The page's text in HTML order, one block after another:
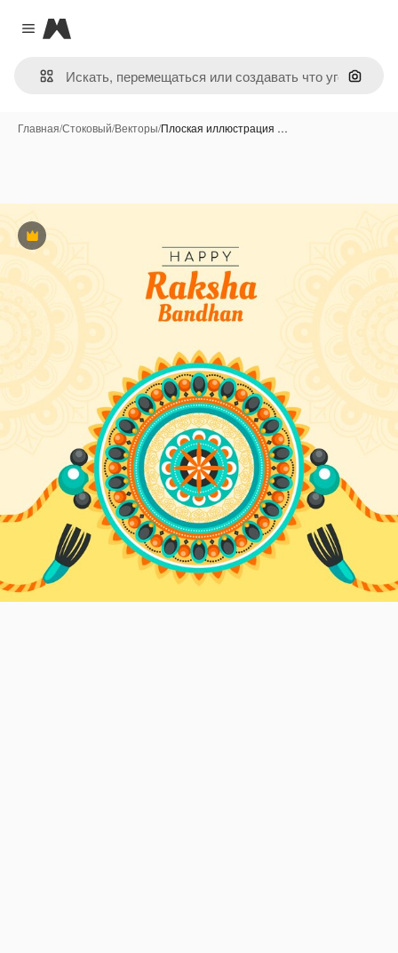
Close menu
Magnific
Поиск
Главная/Стоковый/Векторы/Плоская иллюстрация …
Премиум